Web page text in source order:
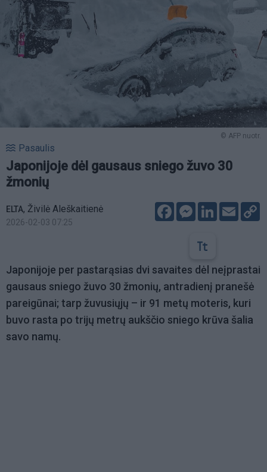
© AFP nuotr.
Pasaulis
Japonijoje dėl gausaus sniego žuvo 30
žmonių
ELTA, Živilė Aleškaitienė
2026-02-03 07:25
FacebookMessenger
LinkedIn
Email
Japonijoje per pastarąsias dvi savaites dėl neįprastai
gausaus sniego žuvo 30 žmonių, antradienį pranešė
pareigūnai; tarp žuvusiųjų – ir 91 metų moteris, kuri
buvo rasta po trijų metrų aukščio sniego krūva šalia
savo namų.